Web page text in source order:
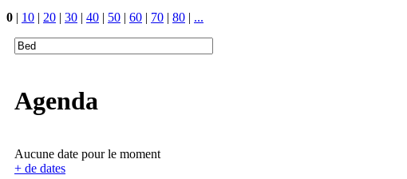
0 | 10 | 20 | 30 | 40 | 50 | 60 | 70 | 80 | ...
Agenda
Aucune date pour le moment
+ de dates